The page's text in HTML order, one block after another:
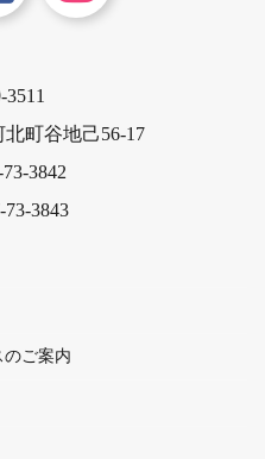
3511
町谷地己56-17
3842
73-3843
ご案内